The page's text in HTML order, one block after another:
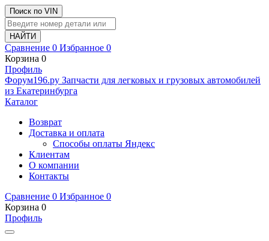
Поиск по VIN
Сравнение 0 Избранное 0
Корзина 0
Профиль
Фoрум196.ру Запчасти для легковых и грузовых автомобилей
из Екатеринбурга
Каталог
Возврат
Доставка и оплата
Способы оплаты Яндекс
Клиентам
О компании
Контакты
Сравнение 0 Избранное 0
Корзина 0
Профиль